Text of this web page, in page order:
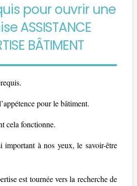
pour ouvrir une
ASSISTANCE
BÂTIMENT
pour le bâtiment.
cela fonctionne.
important à nos yeux, le savoir-être
est tournée vers la recherche de